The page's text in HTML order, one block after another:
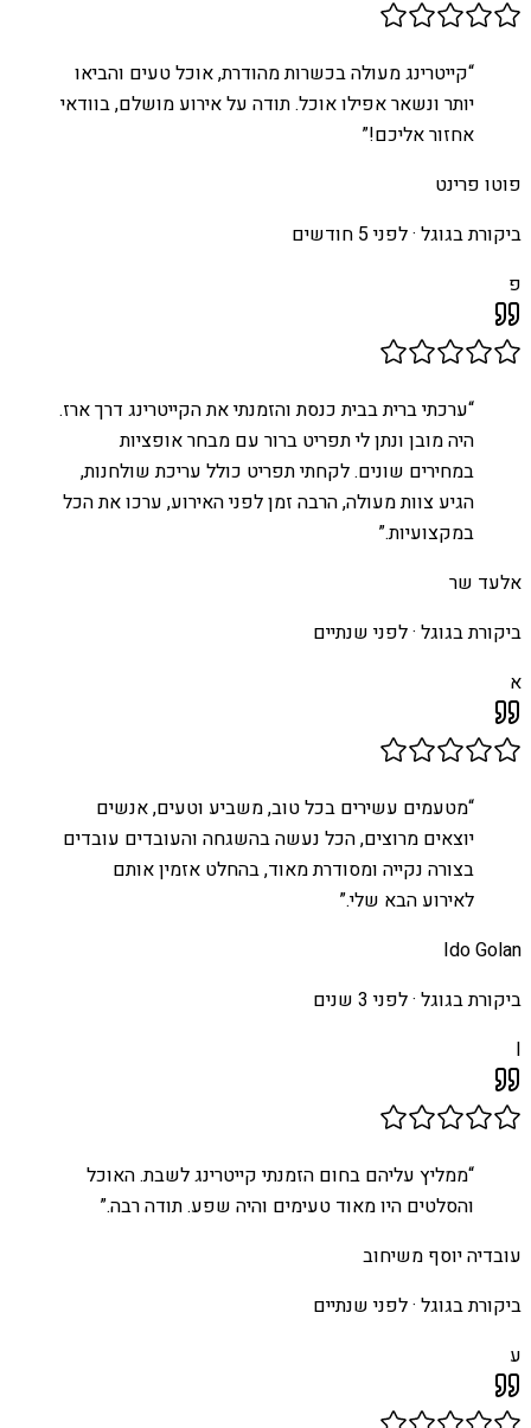
“קייטרינג מעולה בכשרות מהודרת, אוכל טעים והביאו
יותר ונשאר אפילו אוכל. תודה על אירוע מושלם, בוודאי
אחזור אליכם!”
פוטו פרינט
ביקורת בגוגל ·לפני 5 חודשים
פ
“ערכתי ברית בבית כנסת והזמנתי את הקייטרינג דרך ארז.
היה מובן ונתן לי תפריט ברור עם מבחר אופציות
במחירים שונים. לקחתי תפריט כולל עריכת שולחנות,
הגיע צוות מעולה, הרבה זמן לפני האירוע, ערכו את הכל
במקצועיות.”
אלעד שר
ביקורת בגוגל ·לפני שנתיים
א
“מטעמים עשירים בכל טוב, משביע וטעים, אנשים
יוצאים מרוצים, הכל נעשה בהשגחה והעובדים עובדים
בצורה נקייה ומסודרת מאוד, בהחלט אזמין אותם
לאירוע הבא שלי.”
Ido Golan
ביקורת בגוגל ·לפני 3 שנים
I
“ממליץ עליהם בחום הזמנתי קייטרינג לשבת. האוכל
והסלטים היו מאוד טעימים והיה שפע. תודה רבה.”
עובדיה יוסף משיחוב
ביקורת בגוגל ·לפני שנתיים
ע